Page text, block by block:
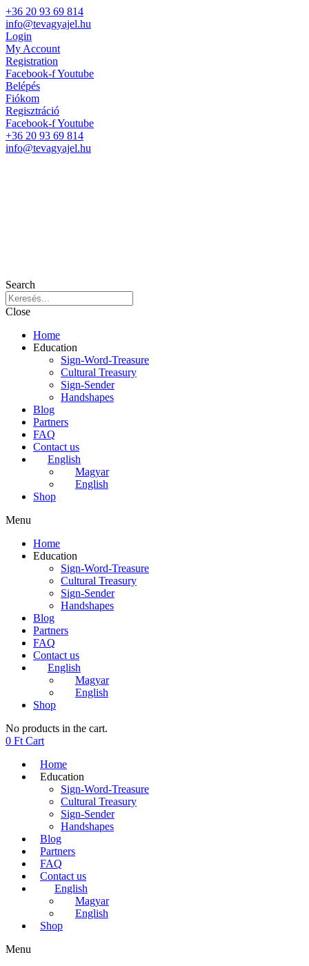
+36 20 93 69 814
info@tevagyajel.hu
Login
My Account
Registration
Facebook-fYoutube
Belépés
Fiókom
Regisztráció
Facebook-fYoutube
+36 20 93 69 814
info@tevagyajel.hu
Search
Close
Home
Education
Sign-Word-Treasure
Cultural Treasury
Sign-Sender
Handshapes
Blog
Partners
FAQ
Contact us
English
Magyar
English
Shop
Menu
Home
Education
Sign-Word-Treasure
Cultural Treasury
Sign-Sender
Handshapes
Blog
Partners
FAQ
Contact us
English
Magyar
English
Shop
No products in the cart.
0 Ft Cart
Home
Education
Sign-Word-Treasure
Cultural Treasury
Sign-Sender
Handshapes
Blog
Partners
FAQ
Contact us
English
Magyar
English
Shop
Menu